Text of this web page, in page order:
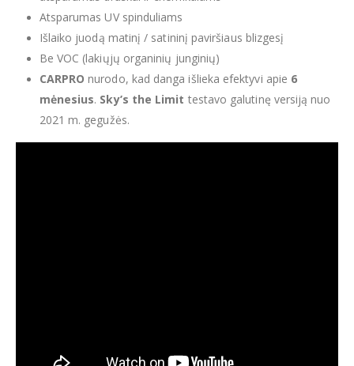
Atsparumas UV spinduliams
Išlaiko juodą matinį / satininį paviršiaus blizgesį
Be VOC (lakiųjų organinių junginių)
CARPRO nurodo, kad danga išlieka efektyvi apie 6
mėnesius. Sky’s the Limit testavo galutinę versiją nuo
2021 m. gegužės.